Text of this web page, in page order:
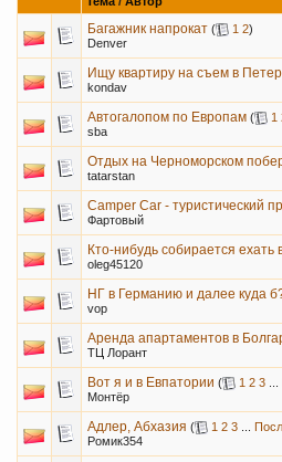
Багажник напрокат ( 1 2)
Denver
Ищу квартиру на съем в
kondav
Автогалопом по Европам ( 1
sba
Отдых на Черноморском
tatarstan
Camper Car - туристический
Фартовый
Кто-нибудь собирается ехать
oleg45120
НГ в Германию и далее куда
vop
Аренда апартаментов в
ТЦ Лорант
Вот я и в Евпатории ( 1 2 3
Монтёр
Адлер, Абхазия ( 1 2 3
Ромик354